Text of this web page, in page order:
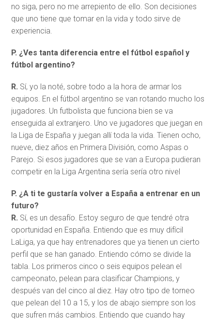
no siga, pero no me arrepiento de ello. Son decisiones
que uno tiene que tomar en la vida y todo sirve de
experiencia.
P. ¿Ves tanta diferencia entre el fútbol español y
fútbol argentino?
R. Sí, yo la noté, sobre todo a la hora de armar los
equipos. En el fútbol argentino se van rotando mucho los
jugadores. Un futbolista que funciona bien se va
enseguida al extranjero. Uno ve jugadores que juegan en
la Liga de España y juegan allí toda la vida. Tienen ocho,
nueve, diez años en Primera División, como Aspas o
Parejo. Si esos jugadores que se van a Europa pudieran
competir en la Liga Argentina sería sería otro nivel
P. ¿A ti te gustaría volver a España a entrenar en un
futuro?
R. Sí, es un desafío. Estoy seguro de que tendré otra
oportunidad en España. Entiendo que es muy difícil
LaLiga, ya que hay entrenadores que ya tienen un cierto
perfil que se han ganado. Entiendo cómo se divide la
tabla. Los primeros cinco o seis equipos pelean el
campeonato, pelean para clasificar Champions, y
después van del cinco al diez. Hay otro tipo de torneo
que pelean del 10 a 15, y los de abajo siempre son los
que sufren más cambios. Entiendo que cuando hay